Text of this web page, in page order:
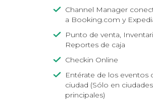
Channel Manager
a Booking.com y
Punto de venta,
Reportes de caja
Checkin Online
Entérate de los eventos
ciudad (Sólo en ciudades
principales)